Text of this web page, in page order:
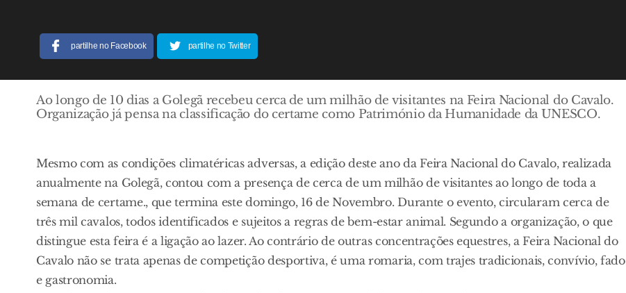
partilhe no Facebook partilhe no Twitter
Ao longo de 10 dias a Golegã recebeu cerca de um milhão de visitantes na Feira Nacional do Cavalo.
Organização já pensa na classificação do certame como Património da Humanidade da UNESCO.
Mesmo com as condições climatéricas adversas, a edição deste ano da Feira Nacional do Cavalo, realizada
anualmente na Golegã, contou com a presença de cerca de um milhão de visitantes ao longo de toda a
semana de certame., que termina este domingo, 16 de Novembro. Durante o evento, circularam cerca de
três mil cavalos, todos identificados e sujeitos a regras de bem-estar animal. Segundo a organização, o que
distingue esta feira é a ligação ao lazer. Ao contrário de outras concentrações equestres, a Feira Nacional do
Cavalo não se trata apenas de competição desportiva, é uma romaria, com trajes tradicionais, convívio, fado
e gastronomia.